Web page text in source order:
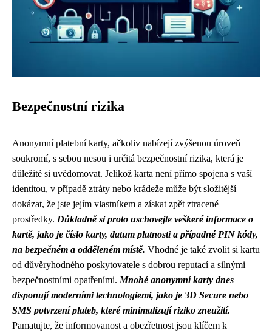
Bezpečnostní rizika
Anonymní platební karty, ačkoliv nabízejí zvýšenou úroveň
soukromí, s sebou nesou i určitá bezpečnostní rizika, která je
důležité si uvědomovat. Jelikož karta není přímo spojena s vaší
identitou, v případě ztráty nebo krádeže může být složitější
dokázat, že jste jejím vlastníkem a získat zpět ztracené
prostředky. Důkladně si proto uschovejte veškeré informace o
kartě, jako je číslo karty, datum platnosti a případné PIN kódy,
na bezpečném a odděleném místě. Vhodné je také zvolit si kartu
od důvěryhodného poskytovatele s dobrou reputací a silnými
bezpečnostními opatřeními. Mnohé anonymní karty dnes
disponují moderními technologiemi, jako je 3D Secure nebo
SMS potvrzení plateb, které minimalizují riziko zneužití.
Pamatujte, že informovanost a obezřetnost jsou klíčem k